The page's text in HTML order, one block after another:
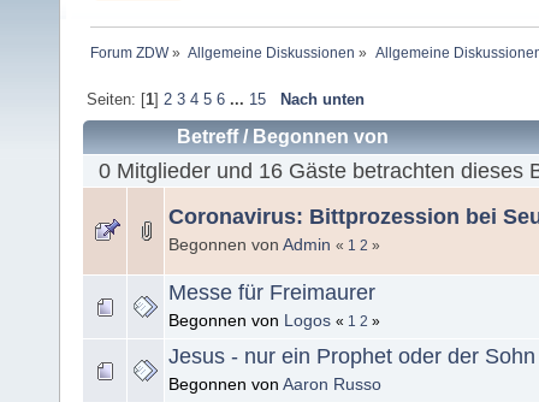
Forum ZDW» Allgemeine Diskussionen » Allgemeine
Seiten: [1] 2 3 4 5 6 ... 15 Nach unten
Betreff/ Begonnen von
0 Mitglieder und 16 Gäste betrachten dieses
Coronavirus: Bittprozession bei
Begonnen von Admin « 1 2 »
Messe für Freimaurer
Begonnen von Logos « 1 2 »
Jesus - nur ein Prophet oder der
Begonnen von Aaron Russo